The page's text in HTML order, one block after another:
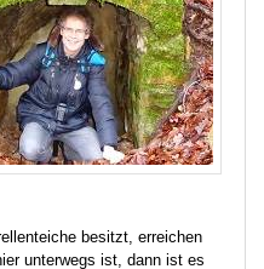
besitzt, erreichen
unterwegs ist, dann ist es